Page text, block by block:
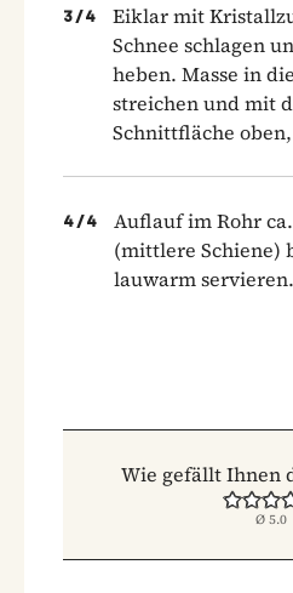
3 /4
Eiklar mit
Schnee schlagen
heben. Masse in
streichen und mit
Schnittfläche
4 /4
Auflauf im Rohr
(mittlere Schiene)
lauwarm servieren.
Wie gefällt Ihnen
Ø 5.0